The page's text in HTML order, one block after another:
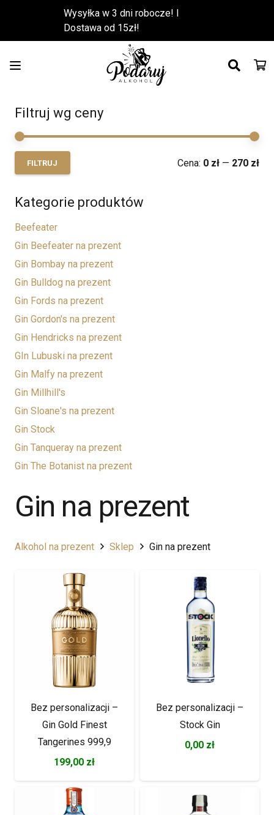
Wysyłka w 3 dni robocze! l
Dostawa od 15zł!
Gin na prezent
Alkohol na prezent Sklep Gin na prezent
Bez personalizacji –
Gin Gold Finest
Tangerines 999,9
199,00 zł
Bez personalizacji –
Stock Gin
0,00 zł
Filtruj wg ceny
FILTRUJ Cena: 0 zł — 270 zł
Kategorie produktów
Beefeater
Gin Beefeater na prezent
Gin Bombay na prezent
Gin Bulldog na prezent
Gin Fords na prezent
Gin Gordon's na prezent
Gin Hendricks na prezent
GIn Lubuski na prezent
Gin Malfy na prezent
Gin Millhill's
Gin Sloane's na prezent
Gin Stock
Gin Tanqueray na prezent
Gin The Botanist na prezent